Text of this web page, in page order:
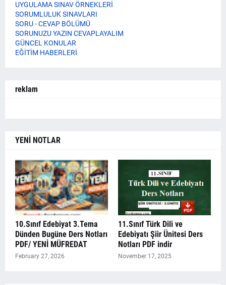
UYGULAMA SINAV ÖRNEKLERİ
SORUMLULUK SINAVLARI
SORU - CEVAP BÖLÜMÜ
SORUNUZU YAZIN CEVAPLAYALIM
GÜNCEL KONULAR
EĞİTİM HABERLERİ
reklam
YENİ NOTLAR
10.Sınıf Edebiyat 3.Tema
Dünden Bugüne Ders Notları
PDF/ YENİ MÜFREDAT
February 27, 2026
11.Sınıf Türk Dili ve
Edebiyatı Şiir Ünitesi Ders
Notları PDF indir
November 17, 2025